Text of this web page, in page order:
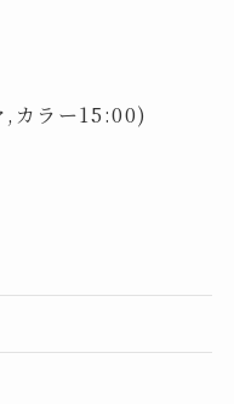
,カラー15:00)